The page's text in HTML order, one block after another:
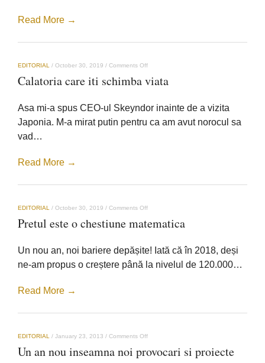
Read More →
EDITORIAL / October 30, 2019 / Comments Offon
care
viata
Calatoria care iti schimba viata
Asa mi-a spus CEO-ul Skeyndor inainte de a vizita
Japonia. M-a mirat putin pentru ca am avut norocul sa
vad…
Read More →
EDITORIAL / October 30, 2019 / Comments Offon
este
matematica
Pretul este o chestiune matematica
Un nou an, noi bariere depășite! Iată că în 2018, deși
ne-am propus o creștere până la nivelul de 120.000…
Read More →
EDITORIAL / January 23, 2013 / Comments Offon
an
Un an nou inseamna noi provocari si proiecte